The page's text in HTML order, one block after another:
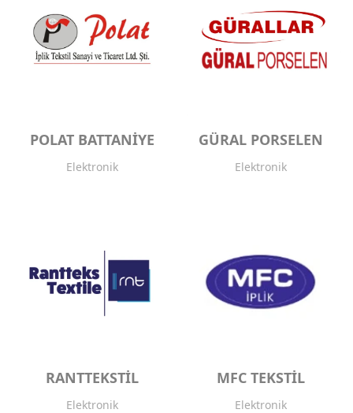
POLAT BATTANİYE
Elektronik
GÜRAL PORSELEN
Elektronik
RANTTEKSTİL
Elektronik
MFC TEKSTİL
Elektronik